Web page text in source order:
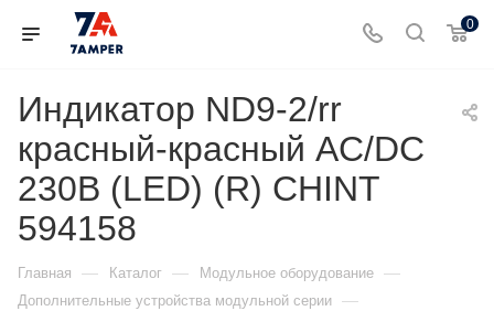
0
Индикатор ND9-2/rr
красный-красный AC/DC
230В (LED) (R) CHINT
594158
Главная — Каталог — Модульное оборудование —
Дополнительные устройства модульной серии —